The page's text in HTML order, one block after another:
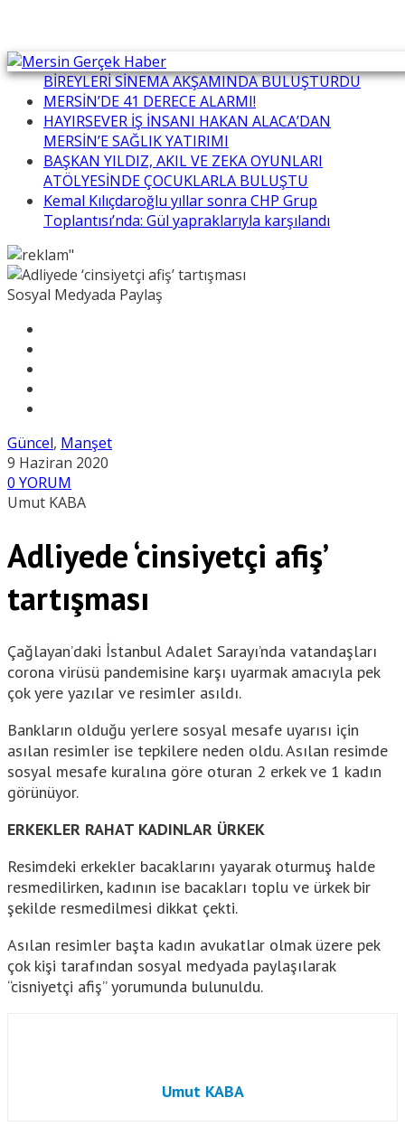
MERSİN BÜYÜKŞEHİR ÖZEL GEREKSİNİMLİ
BİREYLERİ SİNEMA AKŞAMINDA BULUŞTURDU
MERSİN’DE 41 DERECE ALARMI!
HAYIRSEVER İŞ İNSANI HAKAN ALACA’DAN
MERSİN’E SAĞLIK YATIRIMI
BAŞKAN YILDIZ, AKIL VE ZEKA OYUNLARI
ATÖLYESİNDE ÇOCUKLARLA BULUŞTU
Kemal Kılıçdaroğlu yıllar sonra CHP Grup
Toplantısı’nda: Gül yapraklarıyla karşılandı
Sosyal Medyada Paylaş
Güncel, Manşet
9 Haziran 2020
0 YORUM
Umut KABA
Adliyede ‘cinsiyetçi afiş’
tartışması
Çağlayan’daki İstanbul Adalet Sarayı’nda vatandaşları
corona virüsü pandemisine karşı uyarmak amacıyla pek
çok yere yazılar ve resimler asıldı.
Bankların olduğu yerlere sosyal mesafe uyarısı için
asılan resimler ise tepkilere neden oldu. Asılan resimde
sosyal mesafe kuralına göre oturan 2 erkek ve 1 kadın
görünüyor.
ERKEKLER RAHAT KADINLAR ÜRKEK
Resimdeki erkekler bacaklarını yayarak oturmuş halde
resmedilirken, kadının ise bacakları toplu ve ürkek bir
şekilde resmedilmesi dikkat çekti.
Asılan resimler başta kadın avukatlar olmak üzere pek
çok kişi tarafından sosyal medyada paylaşılarak
“cisniyetçi afiş” yorumunda bulunuldu.
Umut KABA